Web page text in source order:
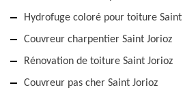
Hydrofuge coloré pour toiture Saint
Couvreur charpentier Saint Jorioz
Rénovation de toiture Saint Jorioz
Couvreur pas cher Saint Jorioz